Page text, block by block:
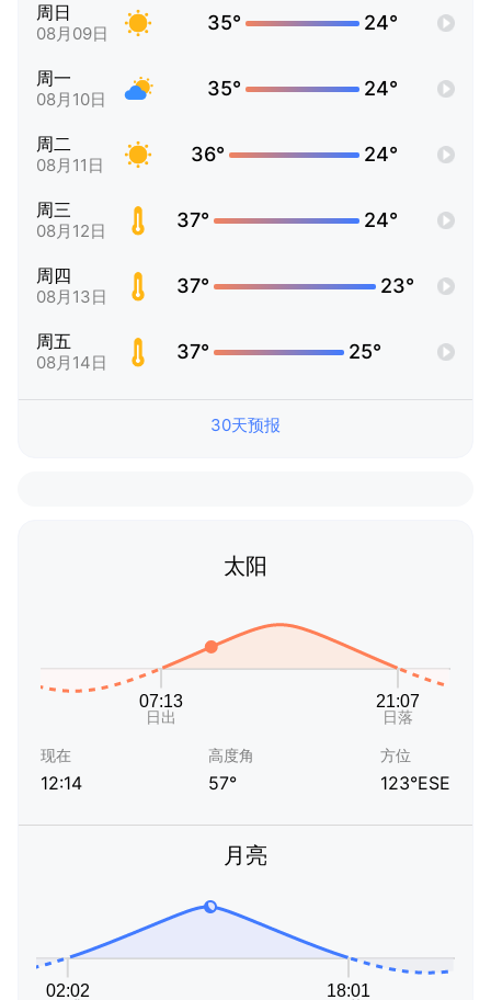
周日
08月09日 35° 24°
周一
08月10日 35° 24°
周二
08月11日 36° 24°
周三
08月12日 37° 24°
周四
08月13日 37° 23°
周五
08月14日 37° 25°
30天预报
太阳
现在
12:14
高度角
57°
方位
123°ESE
月亮